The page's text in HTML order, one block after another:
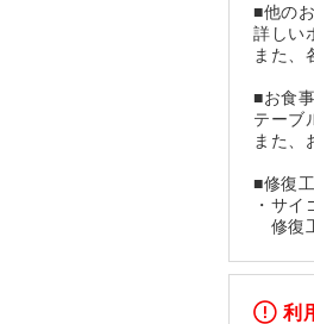
■他の
詳しい
また、
■お食
テーブ
また、
■修復
・サイ
修復
利